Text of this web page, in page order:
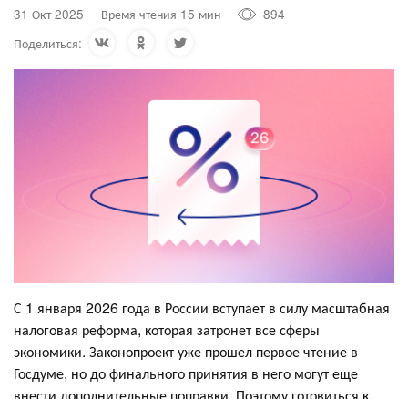
31 Окт 2025 Время чтения 15 мин
894
Поделиться:
С 1 января 2026 года в России вступает в силу масштабная
налоговая реформа, которая затронет все сферы
экономики. Законопроект уже прошел первое чтение в
Госдуме, но до финального принятия в него могут еще
внести дополнительные поправки. Поэтому готовиться к